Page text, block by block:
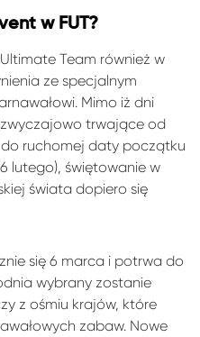
w FUT?
Team również w
ze specjalnym
Mimo iż dni
trwające od
do ruchomej daty początku
lutego), świętowanie w
świata dopiero się
się 6 marca i potrwa do
wybrany zostanie
z ośmiu krajów, które
zabaw. Nowe